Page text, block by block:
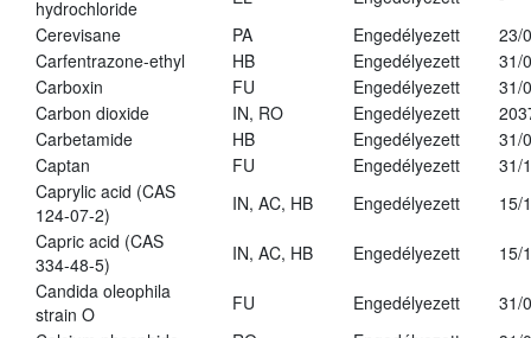
hydrochloride
Cerevisane
PA Engedélyezett
23/
Carfentrazone-ethyl
HB Engedélyezett
31/
Carboxin
FU Engedélyezett
31/
Carbon dioxide
IN, RO Engedélyezett
Carbetamide
HB Engedélyezett
31/
Captan
FU Engedélyezett
31/
Caprylic acid (CAS
124-07-2)
IN, AC, HB Engedélyezett
15/
Capric acid (CAS
334-48-5)
IN, AC, HB Engedélyezett
15/
Candida oleophila
strain O
FU Engedélyezett
31/